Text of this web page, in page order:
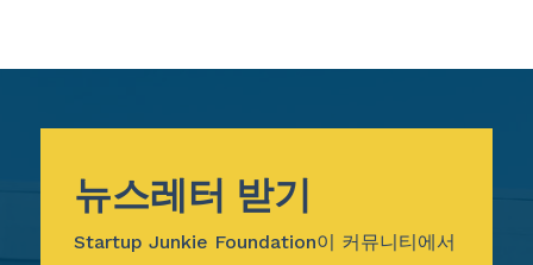
뉴스레터 받기
Startup Junkie Foundation이 커뮤니티에서